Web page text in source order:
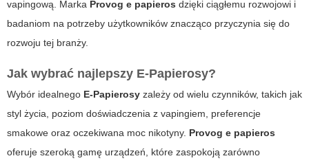
vapingową. Marka Provog e papieros dzięki ciągłemu rozwojowi i
badaniom na potrzeby użytkowników znacząco przyczynia się do
rozwoju tej branży.
Jak wybrać najlepszy E-Papierosy?
Wybór idealnego E-Papierosy zależy od wielu czynników, takich jak
styl życia, poziom doświadczenia z vapingiem, preferencje
smakowe oraz oczekiwana moc nikotyny. Provog e papieros
oferuje szeroką gamę urządzeń, które zaspokoją zarówno